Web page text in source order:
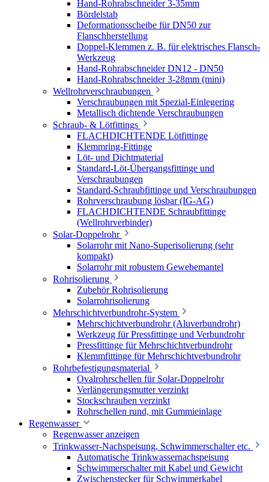
Hand-Rohrabschneider 3-35mm
Bördelstab
Deformationsscheibe für DN50 zur
Flanschherstellung
Doppel-Klemmen z. B. für elektrisches Flansch-
Werkzeug
Hand-Rohrabschneider DN12 - DN50
Hand-Rohrabschneider 3-28mm (mini)
Wellrohrverschraubungen
Verschraubungen mit Spezial-Einlegering
Metallisch dichtende Verschraubungen
Schraub- & Lötfittings
FLACHDICHTENDE Lötfittinge
Klemmring-Fittinge
Löt- und Dichtmaterial
Standard-Löt-Übergangsfittinge und
Verschraubungen
Standard-Schraubfittinge und Verschraubungen
Rohrverschraubung lösbar (IG-AG)
FLACHDICHTENDE Schraubfittinge
(Wellrohrverbinder)
Solar-Doppelrohr
Solarrohr mit Nano-Superisolierung (sehr
kompakt)
Solarrohr mit robustem Gewebemantel
Rohrisolierung
Zubehör Rohrisolierung
Solarrohrisolierung
Mehrschichtverbundrohr-System
Mehrschichtverbundrohr (Aluverbundrohr)
Werkzeug für Pressfittinge und Verbundrohr
Pressfittinge für Mehrschichtverbundrohr
Klemmfittinge für Mehrschichtverbundrohr
Rohrbefestigungsmaterial
Ovalrohrschellen für Solar-Doppelrohr
Verlängerungsmutter verzinkt
Stockschrauben verzinkt
Rohrschellen rund, mit Gummieinlage
Regenwasser
Regenwasser anzeigen
Trinkwasser-Nachspeisung, Schwimmerschalter etc.
Automatische Trinkwassernachspeisung
Schwimmerschalter mit Kabel und Gewicht
Zwischenstecker für Schwimmerkabel